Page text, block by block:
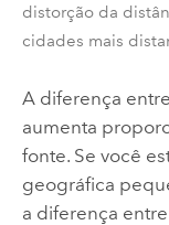
distorção da
cidades mais
A diferença
aumenta
fonte. Se você
geográfica
a diferença